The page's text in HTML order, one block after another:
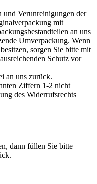
und Verunreinigungen der
mit
an uns
Umverpackung. Wenn
sorgen Sie bitte mit
Schutz vor
an uns zurück.
Ziffern 1-2 nicht
des Widerrufsrechts
dann füllen Sie bitte